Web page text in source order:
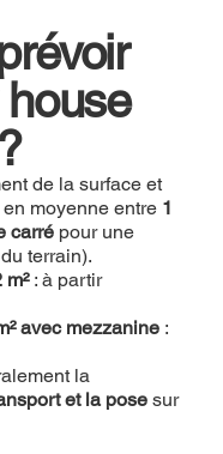
de la surface et
moyenne entre 1
carrépour une
terrain).
: à partir
avec mezzanine:
la
et la posesur